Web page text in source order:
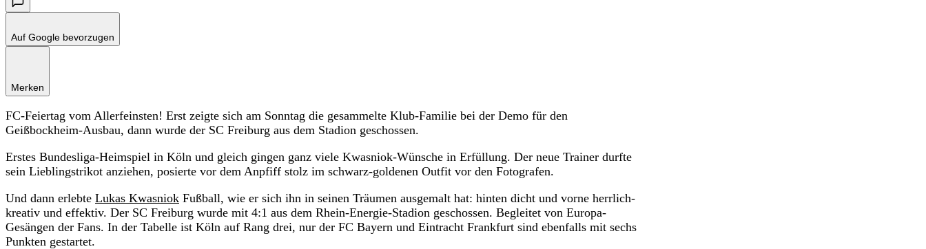
Auf Google bevorzugen
Merken
FC-Feiertag vom Allerfeinsten! Erst zeigte sich am Sonntag die gesammelte Klub-Familie bei der Demo für den
Geißbockheim-Ausbau, dann wurde der SC Freiburg aus dem Stadion geschossen.
Erstes Bundesliga-Heimspiel in Köln und gleich gingen ganz viele Kwasniok-Wünsche in Erfüllung. Der neue Trainer durfte
sein Lieblingstrikot anziehen, posierte vor dem Anpfiff stolz im schwarz-goldenen Outfit vor den Fotografen.
Und dann erlebte Lukas Kwasniok Fußball, wie er sich ihn in seinen Träumen ausgemalt hat: hinten dicht und vorne herrlich-
kreativ und effektiv. Der SC Freiburg wurde mit 4:1 aus dem Rhein-Energie-Stadion geschossen. Begleitet von Europa-
Gesängen der Fans. In der Tabelle ist Köln auf Rang drei, nur der FC Bayern und Eintracht Frankfurt sind ebenfalls mit sechs
Punkten gestartet.